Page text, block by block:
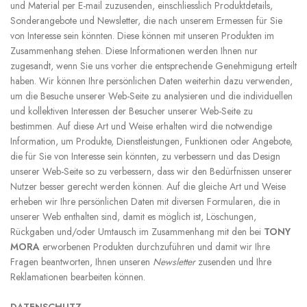
und Material per E-mail zuzusenden, einschliesslich Produktdetails,
Sonderangebote und Newsletter, die nach unserem Ermessen für Sie
von Interesse sein könnten. Diese können mit unseren Produkten im
Zusammenhang stehen. Diese Informationen werden Ihnen nur
zugesandt, wenn Sie uns vorher die entsprechende Genehmigung erteilt
haben. Wir können Ihre persönlichen Daten weiterhin dazu verwenden,
um die Besuche unserer Web-Seite zu analysieren und die individuellen
und kollektiven Interessen der Besucher unserer Web-Seite zu
bestimmen. Auf diese Art und Weise erhalten wird die notwendige
Information, um Produkte, Dienstleistungen, Funktionen oder Angebote,
die für Sie von Interesse sein könnten, zu verbessern und das Design
unserer Web-Seite so zu verbessern, dass wir den Bedürfnissen unserer
Nutzer besser gerecht werden können. Auf die gleiche Art und Weise
erheben wir Ihre persönlichen Daten mit diversen Formularen, die in
unserer Web enthalten sind, damit es möglich ist, Löschungen,
Rückgaben und/oder Umtausch im Zusammenhang mit den bei TONY
MORA erworbenen Produkten durchzuführen und damit wir Ihre
Fragen beantworten, Ihnen unseren Newsletterzusenden und Ihre
Reklamationen bearbeiten können.